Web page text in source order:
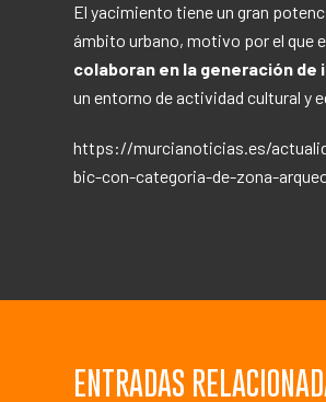
El yacimiento tiene un gran
ámbito urbano, motivo por el que
colaboran en la generación
un entorno de actividad cultural y
https://murcianoticias.es/
bic-con-categoria-de-zona-
ENTRADAS